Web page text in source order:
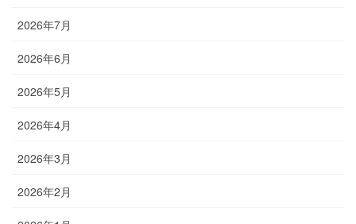
2026年7月
2026年6月
2026年5月
2026年4月
2026年3月
2026年2月